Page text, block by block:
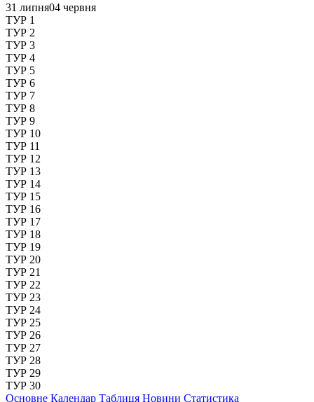
31 липня04 червня
ТУР 1
ТУР 2
ТУР 3
ТУР 4
ТУР 5
ТУР 6
ТУР 7
ТУР 8
ТУР 9
ТУР 10
ТУР 11
ТУР 12
ТУР 13
ТУР 14
ТУР 15
ТУР 16
ТУР 17
ТУР 18
ТУР 19
ТУР 20
ТУР 21
ТУР 22
ТУР 23
ТУР 24
ТУР 25
ТУР 26
ТУР 27
ТУР 28
ТУР 29
ТУР 30
Основне Календар Таблиця Новини Статистика